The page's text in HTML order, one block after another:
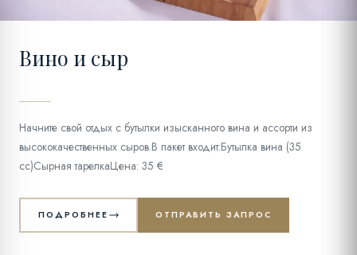
Вино и сыр
Начните свой отдых с бутылки изысканного вина и ассорти из
высококачественных сыров.В пакет входит:Бутылка вина (35
cc)Сырная тарелкаЦена: 35 €
ПОДРОБНЕЕ ОТПРАВИТЬ ЗАПРОС